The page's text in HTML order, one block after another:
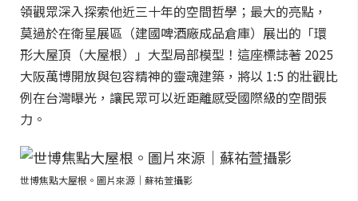
領觀眾深入探索他近三十年的空間哲學；最大的亮點，
莫過於在衛星展區（建國啤酒廠成品倉庫）展出的「環
形大屋頂（大屋根）」大型局部模型！這座標誌著 2025
大阪萬博開放與包容精神的靈魂建築，將以 1:5 的壯觀比
例在台灣曝光，讓民眾可以近距離感受國際級的空間張
力。
世博焦點大屋根。圖片來源｜蘇祐萱攝影